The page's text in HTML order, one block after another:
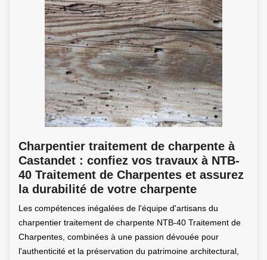
Charpentier traitement de charpente à
Castandet : confiez vos travaux à NTB-
40 Traitement de Charpentes et assurez
la durabilité de votre charpente
Les compétences inégalées de l'équipe d'artisans du
charpentier traitement de charpente NTB-40 Traitement de
Charpentes, combinées à une passion dévouée pour
l'authenticité et la préservation du patrimoine architectural,